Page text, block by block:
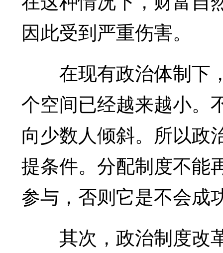
因此受到严重伤害。
在现有政治体制下
个空间已经越来越小。
向少数人倾斜。所以政
提条件。分配制度不能
参与，否则它是不会成
其次，政治制度改